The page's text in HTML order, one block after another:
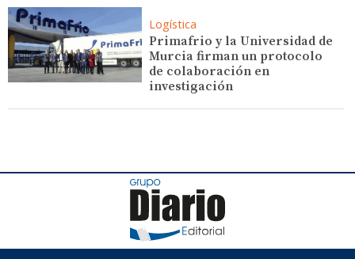
Logística
Primafrio y la Universidad de
Murcia firman un protocolo
de colaboración en
investigación